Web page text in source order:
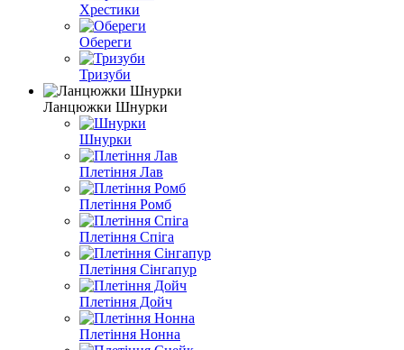
Хрестики
Обереги
Тризуби
Ланцюжки Шнурки
Шнурки
Плетіння Лав
Плетіння Ромб
Плетіння Спіга
Плетіння Сінгапур
Плетіння Дойч
Плетіння Нонна